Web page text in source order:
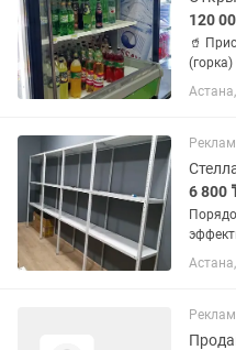
120
🥤
(горка)
БЕЛ»)
6 800